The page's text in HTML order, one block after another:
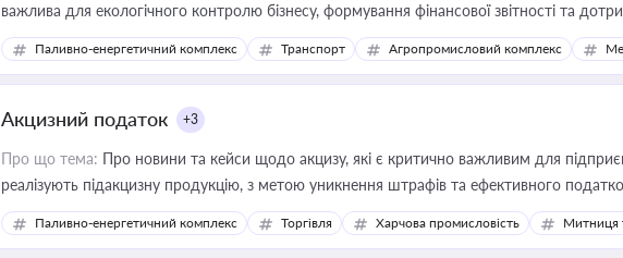
важлива для екологічного контролю бізнесу, формування фінансової звітності та
законодавства
Паливно-енергетичний комплекс Транспорт Агропромисловий комплекс
Акцизний податок +3
Про що тема: Про новини та кейси щодо акцизу, які є критично важливим для
реалізують підакцизну продукцію, з метою уникнення штрафів та ефективного
Паливно-енергетичний комплекс Торгівля Харчова промисловість Митниця